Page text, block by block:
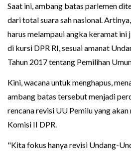
Saat ini, ambang batas parlemen
dari total suara sah nasional.
harus melampaui angka keramat
di kursi DPR RI, sesuai amanat
Tahun 2017 tentang Pemilihan
Kini, wacana untuk menghapus,
ambang batas tersebut menjadi
rencana revisi UU Pemilu yang
Komisi II DPR.
"Kita fokus hanya revisi Undang-